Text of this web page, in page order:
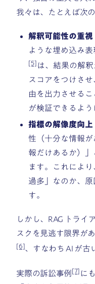
我々は、たとえば次
解釈可能性の重視
ような埋め込み
[5]は、結果の解
スコアをつけさ
由を出力させる
が検証できるよう
指標の解像度向上
性（十分な情報
報だけあるか）
ます。これによ
過多」なのか、
す。
しかし、RAG トライ
スクを見逃す限界が
[6]、すなわち AI が古
実際の訴訟事例 [7] に